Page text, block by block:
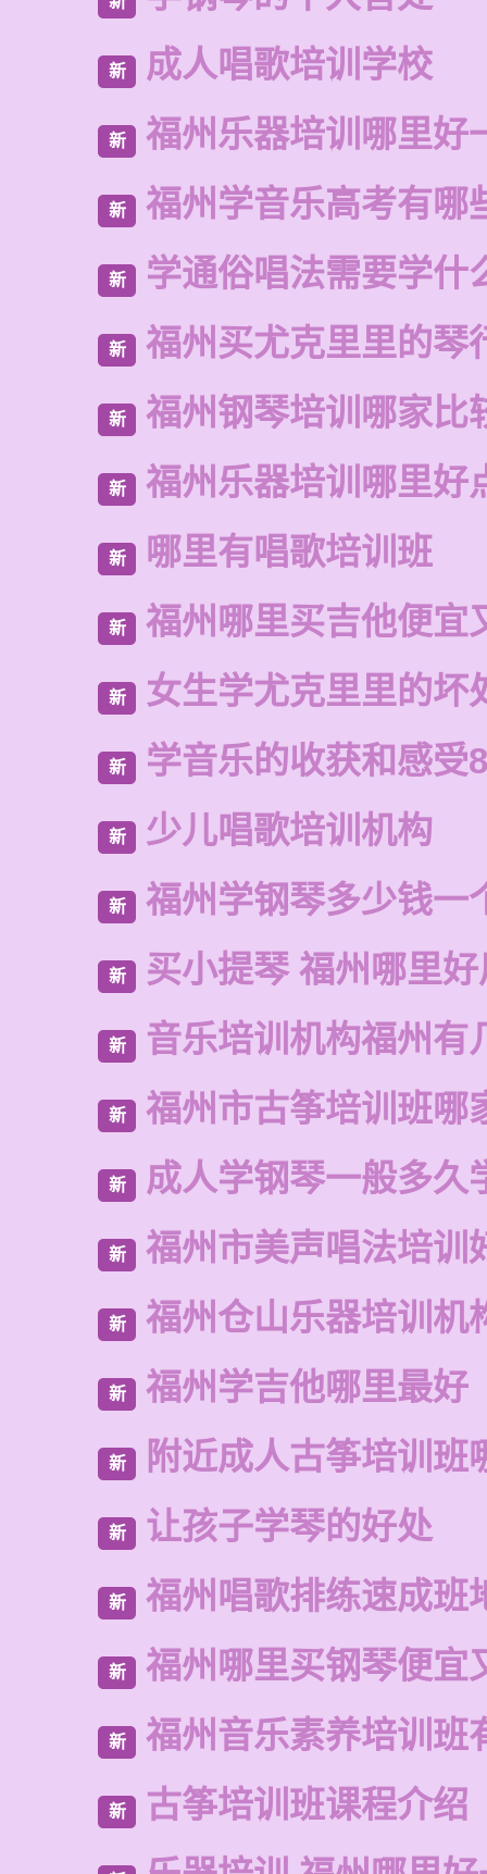
新 成人唱歌培训学校
新 福州乐器培训哪里好
新 福州学音乐高考有哪
新 学通俗唱法需要学什
新 福州买尤克里里的琴
新 福州钢琴培训哪家比
新 福州乐器培训哪里好
新 哪里有唱歌培训班
新 福州哪里买吉他便宜
新 女生学尤克里里的坏
新 学音乐的收获和感受
新 少儿唱歌培训机构
新 福州学钢琴多少钱一
新 买小提琴 福州哪里
新 音乐培训机构福州有
新 福州市古筝培训班哪
新 成人学钢琴一般多久
新 福州市美声唱法培训
新 福州仓山乐器培训机
新 福州学吉他哪里最好
新 附近成人古筝培训班
新 让孩子学琴的好处
新 福州唱歌排练速成班
新 福州哪里买钢琴便宜
新 福州音乐素养培训班
新 古筝培训班课程介绍